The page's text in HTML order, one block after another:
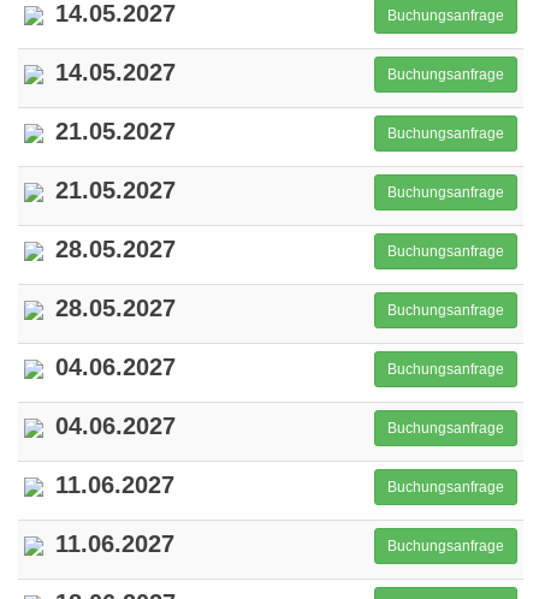
14.05.2027 Buchungsanfrage
14.05.2027 Buchungsanfrage
21.05.2027 Buchungsanfrage
21.05.2027 Buchungsanfrage
28.05.2027 Buchungsanfrage
28.05.2027 Buchungsanfrage
04.06.2027 Buchungsanfrage
04.06.2027 Buchungsanfrage
11.06.2027 Buchungsanfrage
11.06.2027 Buchungsanfrage